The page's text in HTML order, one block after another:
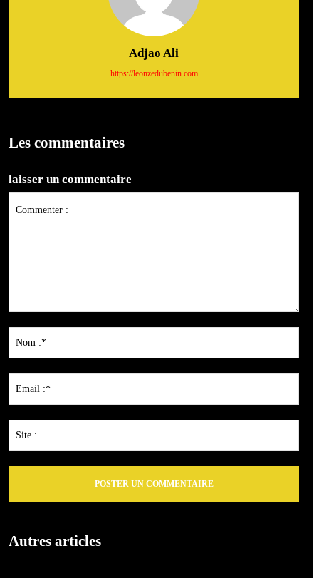
Adjao Ali
https://leonzedubenin.com
Les commentaires
laisser un commentaire
Autres articles